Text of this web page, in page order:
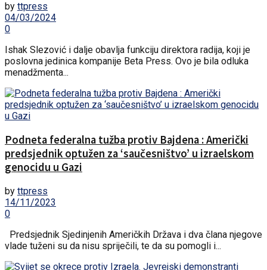
by ttpress
04/03/2024
0
Ishak Slezović i dalje obavlja funkciju direktora radija, koji je
poslovna jedinica kompanije Beta Press. Ovo je bila odluka
menadžmenta...
Podneta federalna tužba protiv Bajdena : Američki
predsjednik optužen za ‘saučesništvo’ u izraelskom
genocidu u Gazi
by ttpress
14/11/2023
0
Predsjednik Sjedinjenih Američkih Država i dva člana njegove
vlade tuženi su da nisu spriječili, te da su pomogli i...